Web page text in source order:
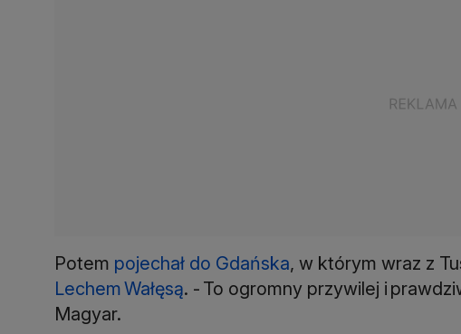
Potem pojechał do Gdańska, w którym wraz z
Lechem Wałęsą. - To ogromny przywilej i
Magyar.